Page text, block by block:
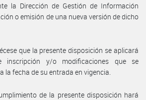
la Dirección de Gestión de Información
o emisión de una nueva versión de dicho
que la presente disposición se aplicará
y/o modificaciones que se
la fecha de su entrada en vigencia.
de la presente disposición hará